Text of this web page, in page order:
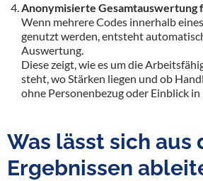
Anonymisierte Gesamtauswertung
Wenn mehrere Codes innerhalb
genutzt werden, entsteht
Auswertung.
Diese zeigt, wie es um die
steht, wo Stärken liegen und ob
ohne Personenbezug oder Einblick
Was lässt sich aus
Ergebnissen